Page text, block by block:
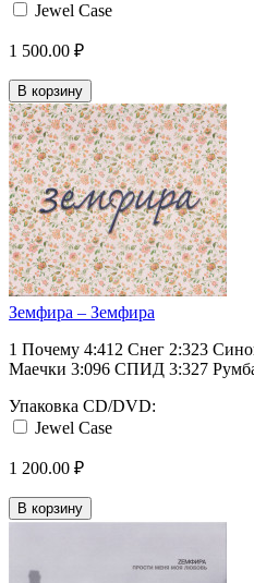
Jewel Case
1 500.00 ₽
В корзину
Земфира – Земфира
1 Почему 4:412 Снег 2:323
Маечки 3:096 СПИД 3:327
Упаковка CD/DVD:
Jewel Case
1 200.00 ₽
В корзину